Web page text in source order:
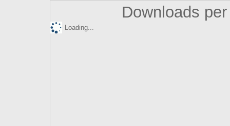
Downloads
Loading...